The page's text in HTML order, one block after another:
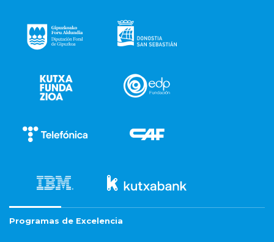
Programas de Excelencia